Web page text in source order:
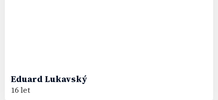
Eduard Lukavský
16 let